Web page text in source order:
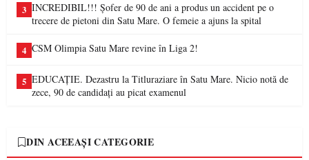
3 INCREDIBIL!!! Șofer de 90 de ani a produs un accident pe o
trecere de pietoni din Satu Mare. O femeie a ajuns la spital
4 CSM Olimpia Satu Mare revine în Liga 2!
5 EDUCAȚIE. Dezastru la Titluraziare în Satu Mare. Nicio notă de
zece, 90 de candidați au picat examenul
DIN ACEEAȘI CATEGORIE